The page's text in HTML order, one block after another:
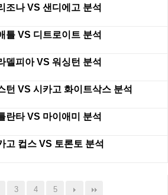
조나 VS 샌디에고 분석
틀 VS 디트로이트 분석
델피아 VS 워싱턴 분석
턴 VS 시카고 화이트삭스 분석
란타 VS 마이애미 분석
고 컵스 VS 토론토 분석
3 4 5